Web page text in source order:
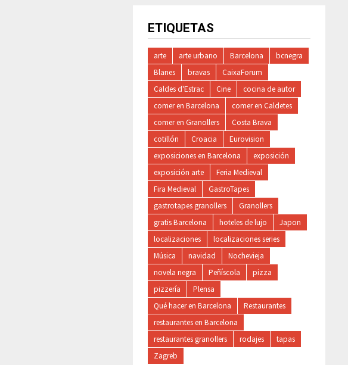
ETIQUETAS
arte arte urbano Barcelona
bcnegra
Blanes
bravas
CaixaForum
Caldes d'Estrac
Cine
cocina de autor
comer en Barcelona
comer en Caldetes
comer en Granollers
Costa Brava
cotillón
Croacia
Eurovision
exposiciones en Barcelona
exposición
exposición arte
Feria Medieval
Fira Medieval
GastroTapes
gastrotapes granollers
Granollers
gratis Barcelona
hoteles de lujo
Japon
localizaciones
localizaciones series
Música
navidad
Nochevieja
novela negra
Peñíscola
pizza
pizzería
Plensa
Qué hacer en Barcelona
Restaurantes
restaurantes en Barcelona
restaurantes granollers
rodajes
tapas
Zagreb